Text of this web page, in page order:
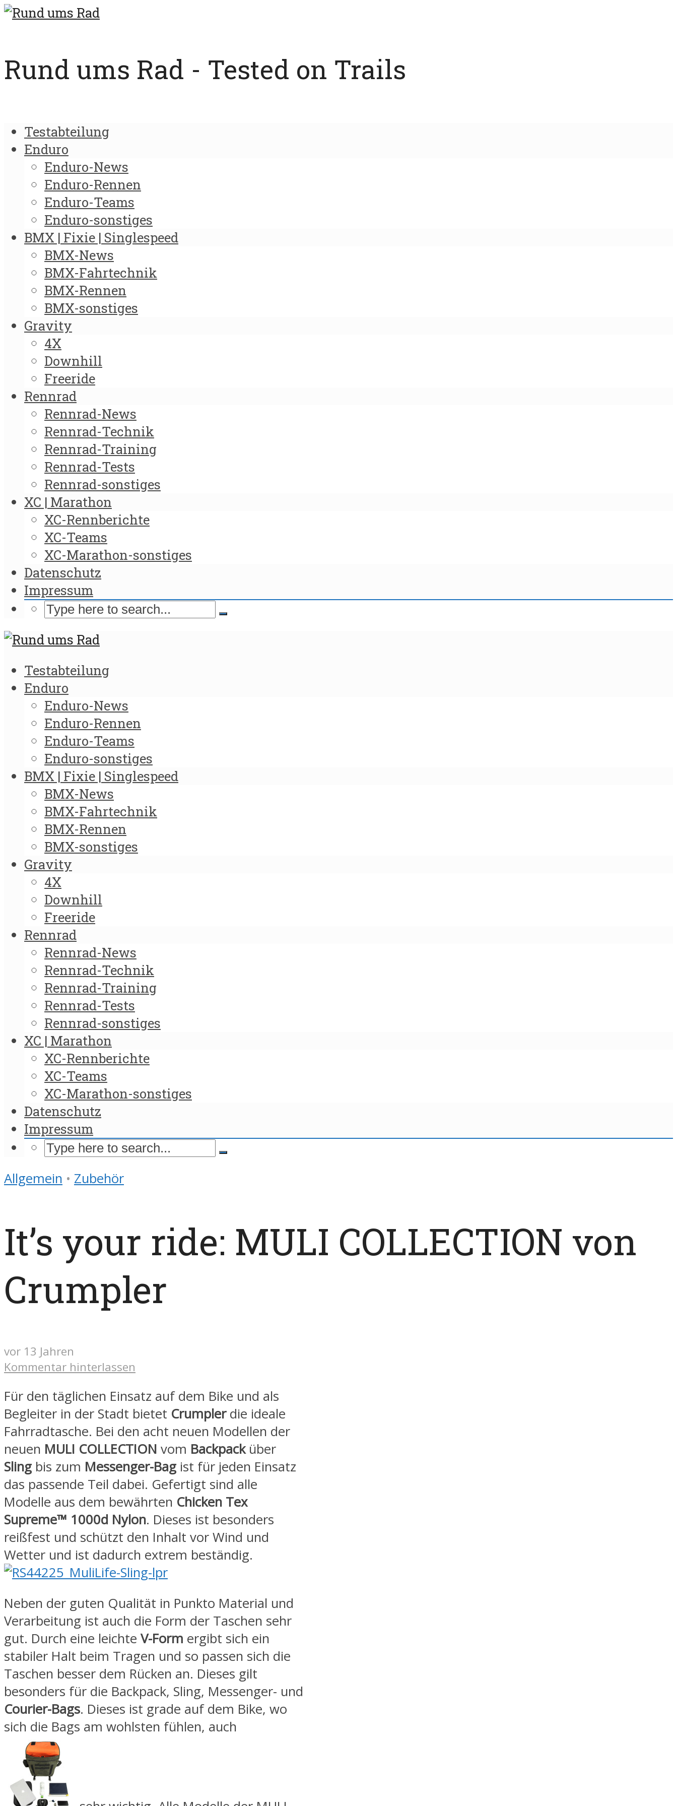
Rund ums Rad - Tested on Trails
Testabteilung
Enduro
Enduro-News
Enduro-Rennen
Enduro-Teams
Enduro-sonstiges
BMX | Fixie | Singlespeed
BMX-News
BMX-Fahrtechnik
BMX-Rennen
BMX-sonstiges
Gravity
4X
Downhill
Freeride
Rennrad
Rennrad-News
Rennrad-Technik
Rennrad-Training
Rennrad-Tests
Rennrad-sonstiges
XC | Marathon
XC-Rennberichte
XC-Teams
XC-Marathon-sonstiges
Datenschutz
Impressum
Testabteilung
Enduro
Enduro-News
Enduro-Rennen
Enduro-Teams
Enduro-sonstiges
BMX | Fixie | Singlespeed
BMX-News
BMX-Fahrtechnik
BMX-Rennen
BMX-sonstiges
Gravity
4X
Downhill
Freeride
Rennrad
Rennrad-News
Rennrad-Technik
Rennrad-Training
Rennrad-Tests
Rennrad-sonstiges
XC | Marathon
XC-Rennberichte
XC-Teams
XC-Marathon-sonstiges
Datenschutz
Impressum
Allgemein • Zubehör
It’s your ride: MULI COLLECTION von
Crumpler
vor 13 Jahren
Kommentar hinterlassen
Für den täglichen Einsatz auf dem Bike und als
Begleiter in der Stadt bietet Crumplerdie ideale
Fahrradtasche. Bei den acht neuen Modellen der
neuen MULI COLLECTION vom Backpacküber
Sling bis zum Messenger-Bag ist für jeden Einsatz
das passende Teil dabei. Gefertigt sind alle
Modelle aus dem bewährten Chicken Tex
Supreme™ 1000d Nylon. Dieses ist besonders
reißfest und schützt den Inhalt vor Wind und
Wetter und ist dadurch extrem beständig.
Neben der guten Qualität in Punkto Material und
Verarbeitung ist auch die Form der Taschen sehr
gut. Durch eine leichte V-Form ergibt sich ein
stabiler Halt beim Tragen und so passen sich die
Taschen besser dem Rücken an. Dieses gilt
besonders für die Backpack, Sling, Messenger- und
Courier-Bags. Dieses ist grade auf dem Bike, wo
sich die Bags am wohlsten fühlen, auch